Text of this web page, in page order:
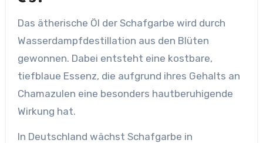
Das ätherische Öl der Schafgarbe wird durch
Wasserdampfdestillation aus den Blüten
gewonnen. Dabei entsteht eine kostbare,
tiefblaue Essenz, die aufgrund ihres Gehalts an
Chamazulen eine besonders hautberuhigende
Wirkung hat.
In Deutschland wächst Schafgarbe in